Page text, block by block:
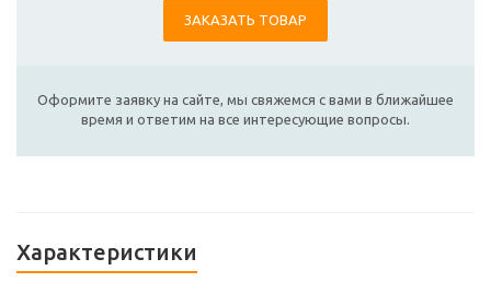
ЗАКАЗАТЬ ТОВАР
Оформите заявку на сайте, мы свяжемся с вами в ближайшее
время и ответим на все интересующие вопросы.
Характеристики